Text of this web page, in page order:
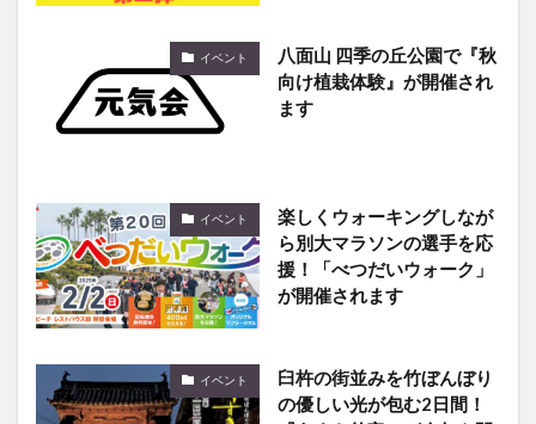
イベント
八面山 四季の丘公園で『秋
向け植栽体験』が開催され
ます
イベント
楽しくウォーキングしなが
ら別大マラソンの選手を応
援！「べつだいウォーク」
が開催されます
イベント
臼杵の街並みを竹ぼんぼり
の優しい光が包む2日間！